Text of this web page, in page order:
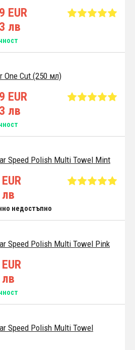
EUR
лв
One Cut (250 мл)
EUR
лв
Speed Polish Multi Towel Mint
недостъпно
Speed Polish Multi Towel Pink
Speed Polish Multi Towel